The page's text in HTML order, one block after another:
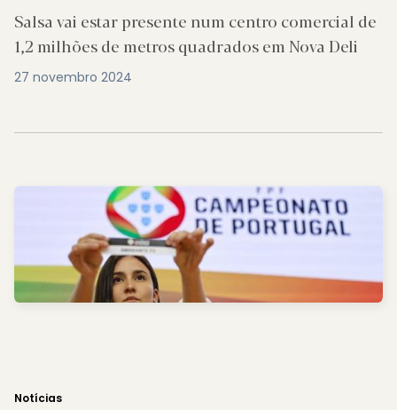
Salsa vai estar presente num centro comercial de
1,2 milhões de metros quadrados em Nova Deli
27 novembro 2024
Notícias